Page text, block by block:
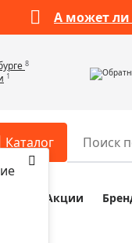
А может ли
8
1
Каталог
Акции